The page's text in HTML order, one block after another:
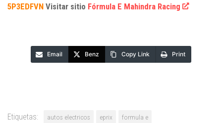
5P3EDFVN Visitar sitio Fórmula E Mahindra Racing
Email Benz Copy Link Print
Etiquetas: autos electricos eprix formula e